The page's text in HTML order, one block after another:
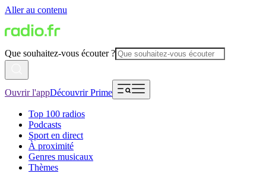
Aller au contenu
Que souhaitez-vous écouter ?
Ouvrir l'appDécouvrir Prime
Top 100 radios
Podcasts
Sport en direct
À proximité
Genres musicaux
Thèmes